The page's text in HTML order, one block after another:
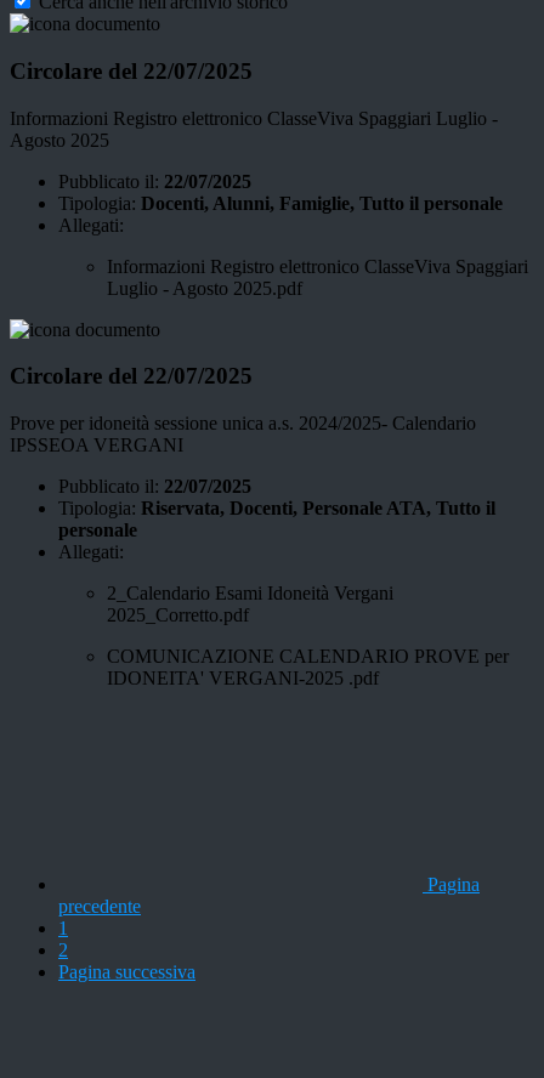
Circolare del 22/07/2025
Informazioni Registro elettronico ClasseViva Spaggiari Luglio -
Agosto 2025
Pubblicato il: 22/07/2025
Tipologia: Docenti, Alunni, Famiglie, Tutto il personale
Allegati:
Informazioni Registro elettronico ClasseViva Spaggiari
Luglio - Agosto 2025.pdf
Circolare del 22/07/2025
Prove per idoneità sessione unica a.s. 2024/2025- Calendario
IPSSEOA VERGANI
Pubblicato il: 22/07/2025
Tipologia: Riservata, Docenti, Personale ATA, Tutto il
personale
Allegati:
2_Calendario Esami Idoneità Vergani
2025_Corretto.pdf
COMUNICAZIONE CALENDARIO PROVE per
IDONEITA' VERGANI-2025 .pdf
Pagina
precedente
1
2
Pagina successiva